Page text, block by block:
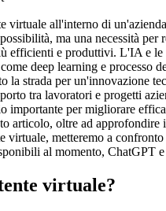
virtuale all'interno di
ma una necessità per
efficienti e produttivi. L'IA e le
deep learning e processo
la strada per un'innovazione
tra lavoratori e progetti
importante per migliorare
articolo, oltre ad approfondire
virtuale, metteremo a
al momento, ChatGPT
virtuale?